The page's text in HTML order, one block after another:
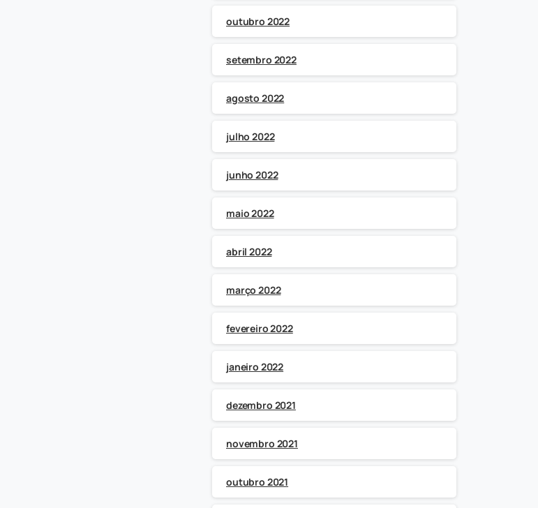
outubro 2022
setembro 2022
agosto 2022
julho 2022
junho 2022
maio 2022
abril 2022
março 2022
fevereiro 2022
janeiro 2022
dezembro 2021
novembro 2021
outubro 2021